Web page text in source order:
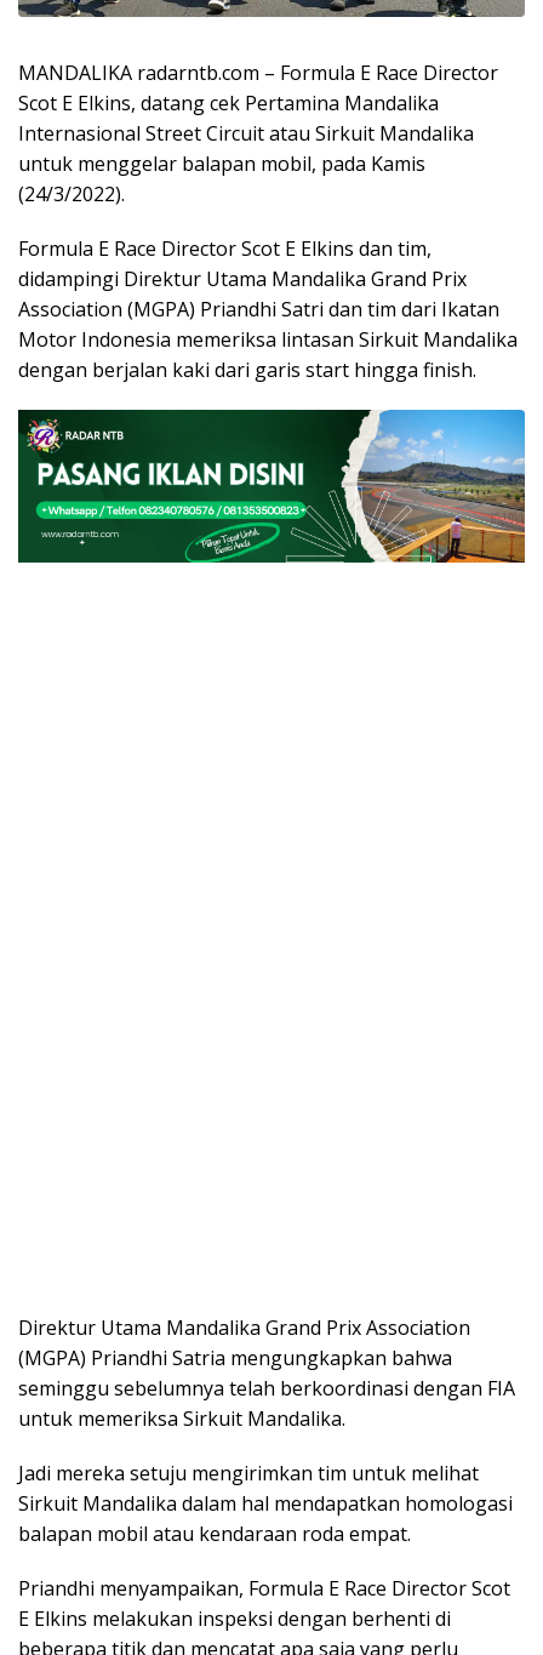
MANDALIKA radarntb.com – Formula E Race Director
Scot E Elkins, datang cek Pertamina Mandalika
Internasional Street Circuit atau Sirkuit Mandalika
untuk menggelar balapan mobil, pada Kamis
(24/3/2022).
Formula E Race Director Scot E Elkins dan tim,
didampingi Direktur Utama Mandalika Grand Prix
Association (MGPA) Priandhi Satri dan tim dari Ikatan
Motor Indonesia memeriksa lintasan Sirkuit Mandalika
dengan berjalan kaki dari garis start hingga finish.
Direktur Utama Mandalika Grand Prix Association
(MGPA) Priandhi Satria mengungkapkan bahwa
seminggu sebelumnya telah berkoordinasi dengan FIA
untuk memeriksa Sirkuit Mandalika.
Jadi mereka setuju mengirimkan tim untuk melihat
Sirkuit Mandalika dalam hal mendapatkan homologasi
balapan mobil atau kendaraan roda empat.
Priandhi menyampaikan, Formula E Race Director Scot
E Elkins melakukan inspeksi dengan berhenti di
beberapa titik dan mencatat apa saja yang perlu